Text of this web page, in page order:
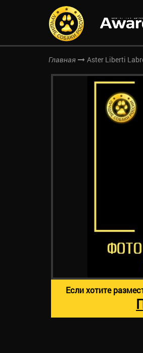
Главная Aster Liberti
Если хотите